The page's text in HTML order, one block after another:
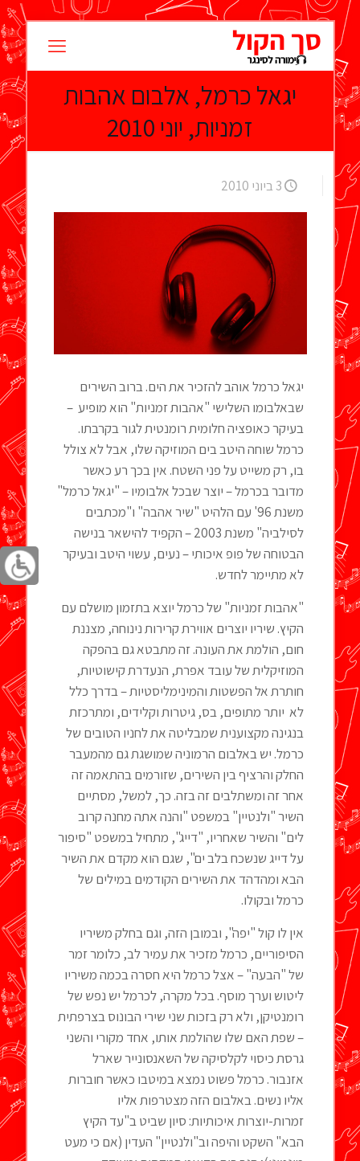
יגאל כרמל, אלבום אהבות
זמניות, יוני 2010
3 ביוני 2010
יגאל כרמל אוהב להזכיר את הים. ברוב השירים
שבאלבומו השלישי "אהבות זמניות" הוא מופיע –
בעיקר כאופציה חלומית רומנטית לגור בקרבתו.
כרמל שוחה היטב בים המוזיקה שלו, אבל לא צולל
בו, רק משייט על פני השטח. אין בכך רע כאשר
מדובר בכרמל – יוצר שבכל אלבומיו – "יגאל כרמל"
משנת 96' עם הלהיט "שיר אהבה" ו"מכתבים
לסילביה" משנת 2003 – הקפיד להישאר בנישה
הבטוחה של פופ איכותי – נעים, עשוי היטב ובעיקר
לא מתיימר לחדש.
"אהבות זמניות" של כרמל יוצא בתזמון מושלם עם
הקיץ. שיריו יוצרים אווירת קרירות נינוחה, מצננת
חום, הולמת את העונה. זה מתבטא גם בהפקה
המוזיקלית של עובד אפרת, הנעדרת קישוטיות,
חותרת אל הפשטות והמינימליסטיות – בדרך כלל
לא יותר מתופים, בס, גיטרות וקלידים, ומתרכזת
בנגינה מקצוענית שמבליטה את לחניו הטובים של
כרמל. יש באלבום הרמוניה שמושגת גם מהמעבר
החלק והרציף בין השירים, שזורמים בהתאמה זה
אחר זה ומשתלבים זה בזה. כך, למשל, מסתיים
השיר "ולנטיין" במשפט "והנה אתה מחנה קרוב
לים" והשיר שאחריו, "דייג", מתחיל במשפט "סיפור
על דייג שנשכח בלב ים", שגם הוא מקדם את השיר
הבא ומהדהד את השירים הקודמים במילים של
כרמל ובקולו.
אין לו קול "יפה", ובמובן הזה, וגם בחלק משיריו
הסיפוריים, כרמל מזכיר את עמיר לב, כלומר זמר
של "הבעה" – אצל כרמל היא חסרה בכמה משיריו
ליטוש וערך מוסף. בכל מקרה, לכרמל יש נפש של
רומנטיקן, ולא רק בזכות שני שירי הבונוס בצרפתית
– שפת האם שלו שהולמת אותו, אחד מקורי והשני
גרסת כיסוי לקלסיקה של השאנסונייר שארל
אזנבור. כרמל פשוט נמצא במיטבו כאשר חוברות
אליו נשים. באלבום הזה מצטרפות אליו
זמרות-יוצרות איכותיות: סיון שביט ב"עד הקיץ
הבא" השקט והיפה וב"ולנטיין" העדין (אם כי מעט